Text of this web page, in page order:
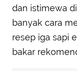
dan istimewa
banyak cara
resep iga sapi
bakar